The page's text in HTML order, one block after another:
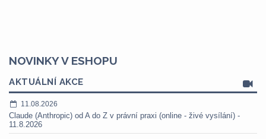
NOVINKY V ESHOPU
AKTUÁLNÍ AKCE
11.08.2026
Claude (Anthropic) od A do Z v právní praxi (online - živé vysílání) -
11.8.2026